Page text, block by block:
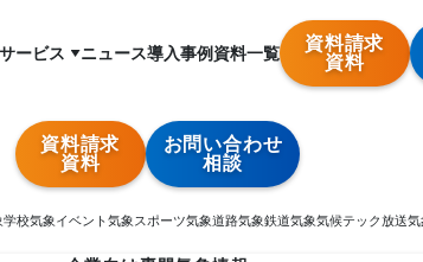
ービス ニュース導入事例資料一覧
資料請求
資料
資料請求
資料
お問い合わせ
相談
学校気象イベント気象スポーツ気象道路気象鉄道気象気候テック放送気